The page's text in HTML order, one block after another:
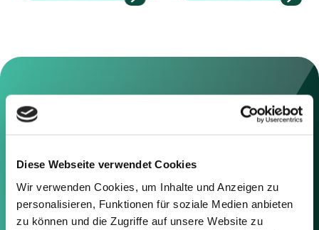
Diese Webseite verwendet Cookies
Wir verwenden Cookies, um Inhalte und Anzeigen zu
personalisieren, Funktionen für soziale Medien anbieten
zu können und die Zugriffe auf unsere Website zu
Sie können sich gerne mit uns in
Verbindung setzen, indem Sie die
nachstehenden Informationen
oder das Formular auf der rechten
Seite verwenden.